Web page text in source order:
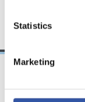
Statistics
Marketing